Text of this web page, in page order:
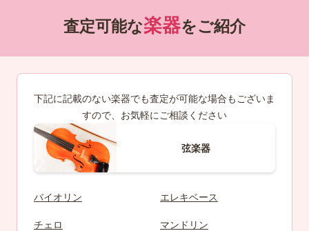
査定可能な楽器をご紹介
下記に記載のない楽器でも査定が可能な場合もございま
すので、お気軽にご相談ください
弦楽器
バイオリン エレキベース
チェロ マンドリン